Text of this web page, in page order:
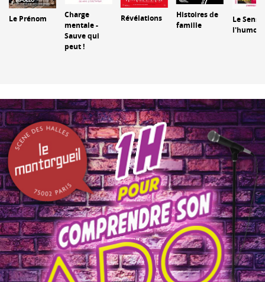
Le Prénom
Charge
mentale -
Sauve qui
peut !
Révélations
Histoires de
famille
Le Sens
l'humour